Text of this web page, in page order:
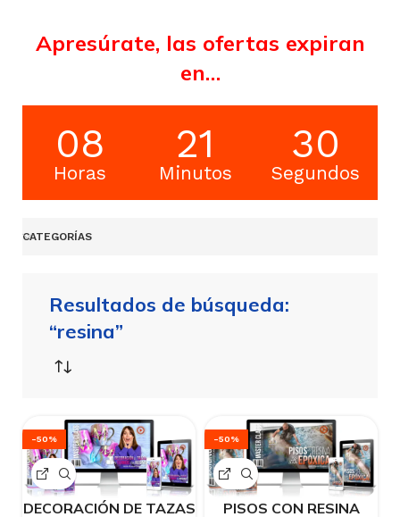
Apresúrate, las ofertas expiran
en…
08
Horas
21
Minutos
29
Segundos
CATEGORÍAS
Resultados de búsqueda:
“resina”
-50%
DECORACIÓN DE TAZAS
-50%
PISOS CON RESINA